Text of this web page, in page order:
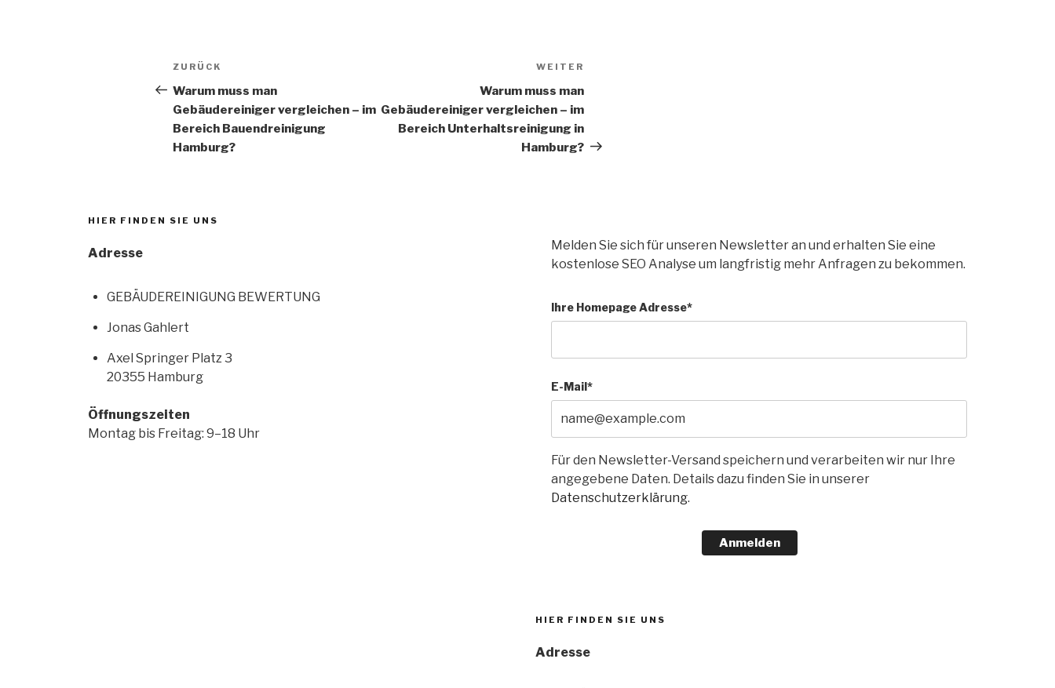
ZURÜCK
Warum muss man
Gebäudereiniger vergleichen – im
Bereich Bauendreinigung
Hamburg?
WEITER
Warum muss man
Gebäudereiniger vergleichen – im
Bereich Unterhaltsreinigung in
Hamburg?
HIER FINDEN SIE UNS
Adresse
GEBÄUDEREINIGUNG BEWERTUNG
Jonas Gahlert
Axel Springer Platz 3
20355 Hamburg
Öffnungszeiten
Montag bis Freitag: 9–18 Uhr
Melden Sie sich für unseren Newsletter an und erhalten Sie eine
kostenlose SEO Analyse um langfristig mehr Anfragen zu bekommen.
Ihre Homepage Adresse*
E-Mail*
Für den Newsletter-Versand speichern und verarbeiten wir nur Ihre
angegebene Daten. Details dazu finden Sie in unserer
Datenschutzerklärung.
Anmelden
HIER FINDEN SIE UNS
Adresse